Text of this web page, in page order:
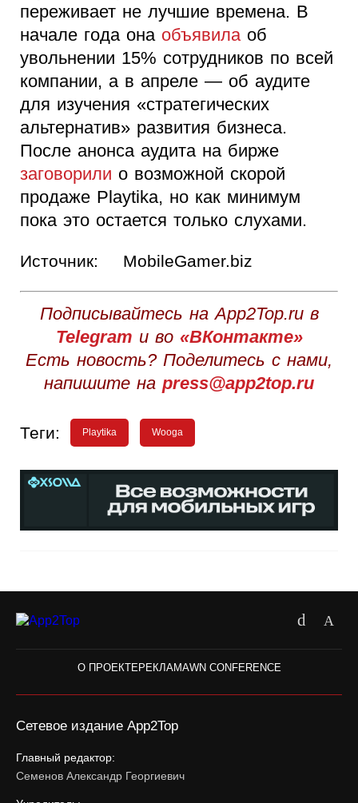
переживает не лучшие времена. В
начале года она объявилаоб
увольнении 15% сотрудников по всей
компании, а в апреле — об аудите
для изучения «стратегических
альтернатив» развития бизнеса.
После анонса аудита на бирже
заговорили о возможной скорой
продаже Playtika, но как минимум
пока это остается только слухами.
Источник: MobileGamer.biz
Подписывайтесь на App2Top.ru в
Telegram и во «ВКонтакте»
Есть новость? Поделитесь с нами,
напишите на press@app2top.ru
Теги: Playtika Wooga
О ПРОЕКТЕРЕКЛАМАWN CONFERENCE
Сетевое издание App2Top
Главный редактор:
Семенов Александр Георгиевич